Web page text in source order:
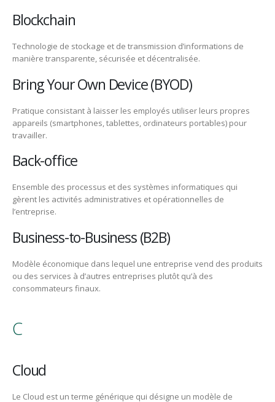
Blockchain
Technologie de stockage et de transmission d’informations de
manière transparente, sécurisée et décentralisée.
Bring Your Own Device (BYOD)
Pratique consistant à laisser les employés utiliser leurs propres
appareils (smartphones, tablettes, ordinateurs portables) pour
travailler.
Back-office
Ensemble des processus et des systèmes informatiques qui
gèrent les activités administratives et opérationnelles de
l’entreprise.
Business-to-Business (B2B)
Modèle économique dans lequel une entreprise vend des produits
ou des services à d’autres entreprises plutôt qu’à des
consommateurs finaux.
C
Cloud
Le Cloud est un terme générique qui désigne un modèle de